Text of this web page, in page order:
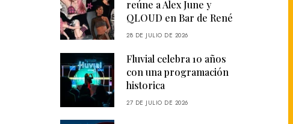
reúne a Alex June y
QLOUD en Bar de René
28 DE JULIO DE 2026
Fluvial celebra 10 años
con una programación
historica
27 DE JULIO DE 2026